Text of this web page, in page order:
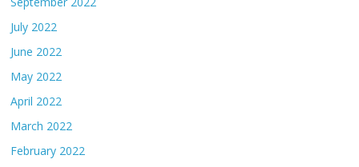
July 2022
June 2022
May 2022
April 2022
March 2022
February 2022